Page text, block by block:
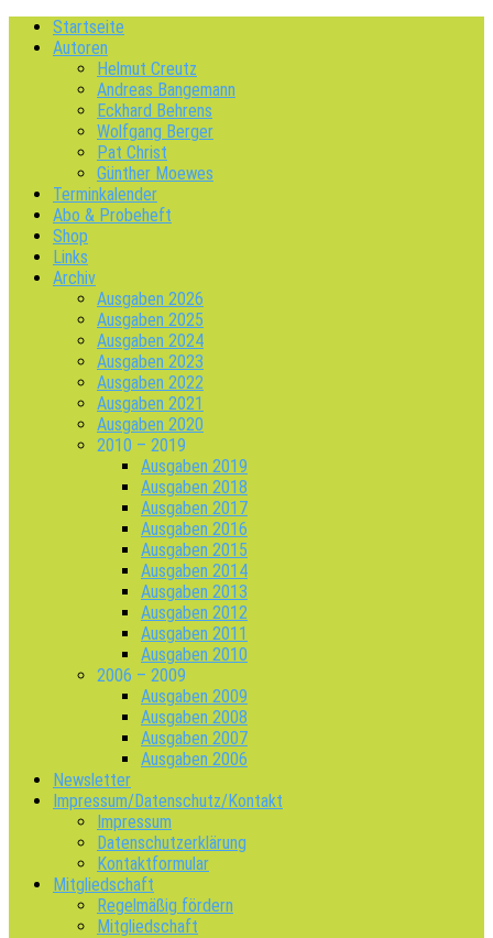
Startseite
Autoren
Helmut Creutz
Andreas Bangemann
Eckhard Behrens
Wolfgang Berger
Pat Christ
Günther Moewes
Terminkalender
Abo & Probeheft
Shop
Links
Archiv
Ausgaben 2026
Ausgaben 2025
Ausgaben 2024
Ausgaben 2023
Ausgaben 2022
Ausgaben 2021
Ausgaben 2020
2010 – 2019
Ausgaben 2019
Ausgaben 2018
Ausgaben 2017
Ausgaben 2016
Ausgaben 2015
Ausgaben 2014
Ausgaben 2013
Ausgaben 2012
Ausgaben 2011
Ausgaben 2010
2006 – 2009
Ausgaben 2009
Ausgaben 2008
Ausgaben 2007
Ausgaben 2006
Newsletter
Impressum/Datenschutz/Kontakt
Impressum
Datenschutzerklärung
Kontaktformular
Mitgliedschaft
Regelmäßig fördern
Mitgliedschaft